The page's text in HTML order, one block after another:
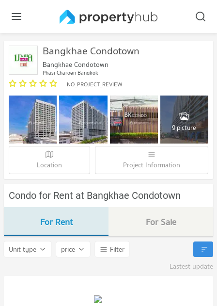
Bangkhae Condotown
Bangkhae Condotown
Phasi Charoen Bangkok
NO_PROJECT_REVIEW
9 picture
Location Project Information
Condo for Rent at Bangkhae Condotown
For Rent For Sale
Unit type price
Filter
Lastest update